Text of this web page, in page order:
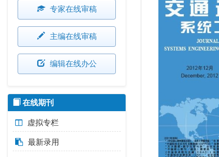
专家在线审稿
主编在线审稿
编辑在线办公
在线期刊
虚拟专栏
最新录用